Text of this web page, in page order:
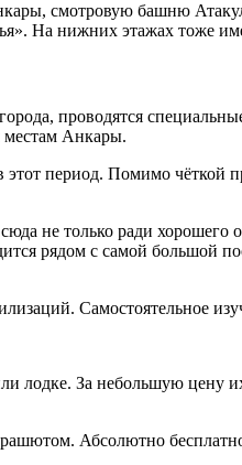
смотровую башню
На нижних этажах тоже
проводятся
местам Анкары.
период. Помимо чёткой
не только ради хорошего
рядом с самой большой
Самостоятельное
лодке. За небольшую цену
Абсолютно